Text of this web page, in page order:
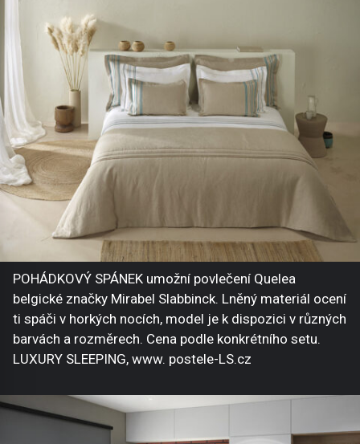
POHÁDKOVÝ SPÁNEK umožní povlečení Quelea
belgické značky Mirabel Slabbinck. Lněný materiál ocení
ti spáči v horkých nocích, model je k dispozici v různých
barvách a rozměrech. Cena podle konkrétního setu.
LUXURY SLEEPING, www. postele-LS.cz